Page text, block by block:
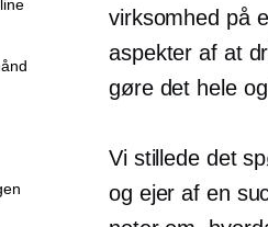
virksomhed på
aspekter af at
gøre det hele
Vi stillede det
og ejer af en